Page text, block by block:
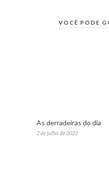
VOCÊ PODE
As derradeiras do dia
2 de julho de 2022